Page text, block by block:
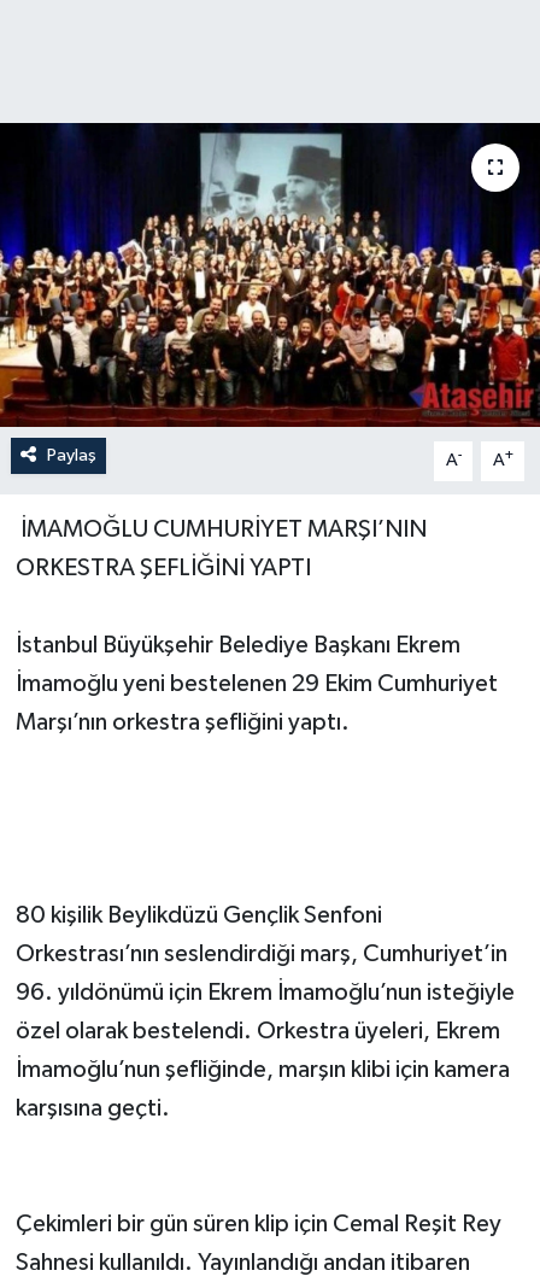
Paylaş A- A+
İMAMOĞLU CUMHURİYET MARŞI’NIN
ORKESTRA ŞEFLİĞİNİ YAPTI
İstanbul Büyükşehir Belediye Başkanı Ekrem
İmamoğlu yeni bestelenen 29 Ekim Cumhuriyet
Marşı’nın orkestra şefliğini yaptı.
80 kişilik Beylikdüzü Gençlik Senfoni
Orkestrası’nın seslendirdiği marş, Cumhuriyet’in
96. yıldönümü için Ekrem İmamoğlu’nun isteğiyle
özel olarak bestelendi. Orkestra üyeleri, Ekrem
İmamoğlu’nun şefliğinde, marşın klibi için kamera
karşısına geçti.
Çekimleri bir gün süren klip için Cemal Reşit Rey
Sahnesi kullanıldı. Yayınlandığı andan itibaren